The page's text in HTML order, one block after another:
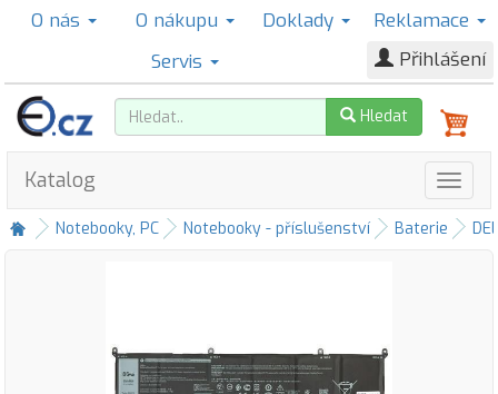
O nás O nákupu Doklady
Reklamace
Servis
Přihlášení
Hledat
Katalog
Notebooky, PC Notebooky - příslušenství Baterie